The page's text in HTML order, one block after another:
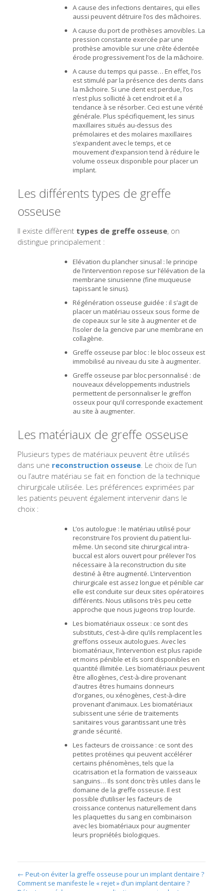
A cause des infections dentaires, qui elles
aussi peuvent détruire l’os des mâchoires.
A cause du port de prothèses amovibles. La
pression constante exercée par une
prothèse amovible sur une crête édentée
érode progressivement l’os de la mâchoire.
A cause du temps qui passe… En effet, l’os
est stimulé par la présence des dents dans
la mâchoire. Si une dent est perdue, l’os
n’est plus sollicité à cet endroit et il a
tendance à se résorber. Ceci est une vérité
générale. Plus spécifiquement, les sinus
maxillaires situés au-dessus des
prémolaires et des molaires maxillaires
s’expandent avec le temps, et ce
mouvement d’expansion tend à réduire le
volume osseux disponible pour placer un
implant.
Les différents types de greffe
osseuse
Il existe diffèrent types de greffe osseuse, on
distingue principalement :
Elévation du plancher sinusal : le principe
de l’intervention repose sur l’élévation de la
membrane sinusienne (fine muqueuse
tapissant le sinus).
Régénération osseuse guidée : il s’agit de
placer un matériau osseux sous forme de
de copeaux sur le site à augmenter et de
l’isoler de la gencive par une membrane en
collagène.
Greffe osseuse par bloc : le bloc osseux est
immobilisé au niveau du site à augmenter.
Greffe osseuse par bloc personnalisé : de
nouveaux développements industriels
permettent de personnaliser le greffon
osseux pour qu’il corresponde exactement
au site à augmenter.
Les matériaux de greffe osseuse
Plusieurs types de matériaux peuvent être utilisés
dans une reconstruction osseuse. Le choix de l’un
ou l’autre matériau se fait en fonction de la technique
chirurgicale utilisée. Les préférences exprimées par
les patients peuvent également intervenir dans le
choix :
L’os autologue : le matériau utilisé pour
reconstruire l’os provient du patient lui-
même. Un second site chirurgical intra-
buccal est alors ouvert pour prélever l’os
nécessaire à la reconstruction du site
destiné à être augmenté. L’intervention
chirurgicale est assez longue et pénible car
elle est conduite sur deux sites opératoires
différents. Nous utilisons très peu cette
approche que nous jugeons trop lourde.
Les biomatériaux osseux : ce sont des
substituts, c’est-à-dire qu’ils remplacent les
greffons osseux autologues. Avec les
biomatériaux, l’intervention est plus rapide
et moins pénible et ils sont disponibles en
quantité illimitée. Les biomatériaux peuvent
être allogènes, c’est-à-dire provenant
d’autres êtres humains donneurs
d’organes, ou xénogènes, c’est-à-dire
provenant d’animaux. Les biomatériaux
subissent une série de traitements
sanitaires vous garantissant une très
grande sécurité.
Les facteurs de croissance : ce sont des
petites protéines qui peuvent accélérer
certains phénomènes, tels que la
cicatrisation et la formation de vaisseaux
sanguins… Ils sont donc très utiles dans le
domaine de la greffe osseuse. Il est
possible d’utiliser les facteurs de
croissance contenus naturellement dans
les plaquettes du sang en combinaison
avec les biomatériaux pour augmenter
leurs propriétés biologiques.
← Peut-on éviter la greffe osseuse pour un implant dentaire ?
Comment se manifeste le « rejet » d’un implant dentaire ?